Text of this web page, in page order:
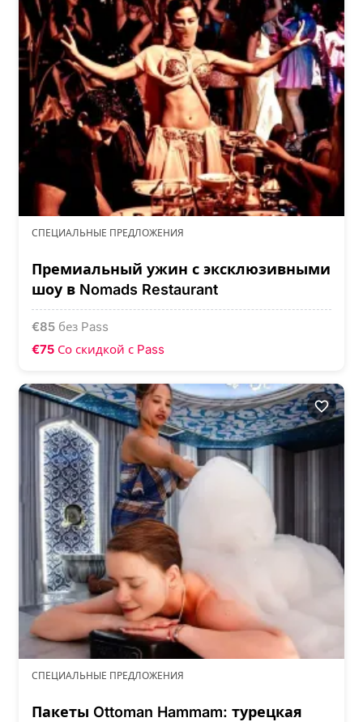
СПЕЦИАЛЬНЫЕ ПРЕДЛОЖЕНИЯ
Премиальный ужин с эксклюзивными
шоу в Nomads Restaurant
€85 без Pass
€75 Со скидкой с Pass
СПЕЦИАЛЬНЫЕ ПРЕДЛОЖЕНИЯ
Пакеты Ottoman Hammam: турецкая